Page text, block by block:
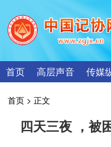
首页 高层声音 传媒
首页 > 正文
四天三夜 ，被